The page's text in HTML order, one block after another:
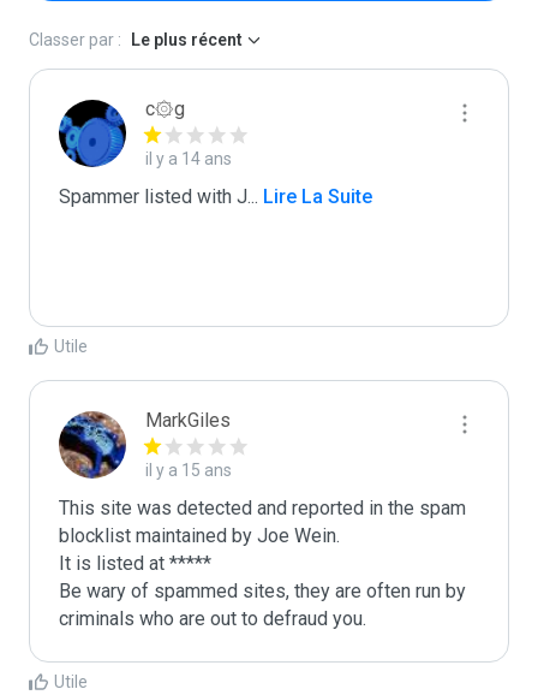
Classer par : Le plus récent
c۞g
il y a 14 ans
Spammer listed with J... Lire La Suite
Utile
MarkGiles
il y a 15 ans
This site was detected and reported in the spam
blocklist maintained by Joe Wein.
It is listed at *****
Be wary of spammed sites, they are often run by
criminals who are out to defraud you.
Utile